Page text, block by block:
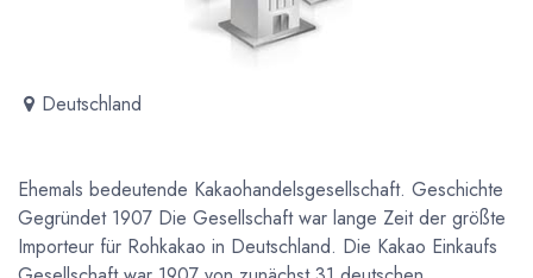
Deutschland
Ehemals bedeutende Kakaohandelsgesellschaft. Geschichte
Gegründet 1907 Die Gesellschaft war lange Zeit der größte
Importeur für Rohkakao in Deutschland. Die Kakao Einkaufs